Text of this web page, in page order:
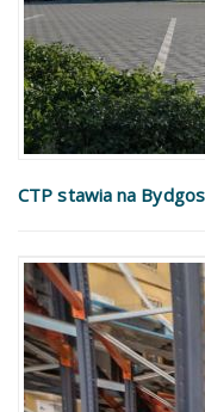
CTP stawia na